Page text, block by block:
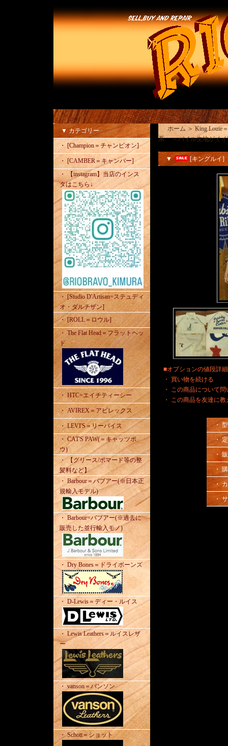
▼ カテゴリー
・ [Champion＝チャンピオン]
・ [CAMBER＝キャンバー]
・ 【instagram】当店のインス
タはこちら↓
・ [Studio D'Artisan=ステュディ
オ・ダルチザン]
・ [ROLL＝ロウル]
・ The Flat Head＝フラットヘッ
ド
・ HTC=エイチティーシー
・ AVIREX＝アビレックス
・ LEVI'S＝リーバイス
・ CAT'S PAW(＝キャッツポ
ウ)
・ 【グリース/ポマード等の整
髪料など】
・ Barbour＝バブアー(※日本正
規輸入モデル)
・ Barbour=バブアー(※過去に
販売した並行輸入モノ)
・ Dry Bones＝ドライボーンズ
・ D-Lewis＝ディー・ルイス
・ Lewis Leathers＝ルイスレザ
ー
・ vanson＝バンソン
・ Schott＝ショット
ホーム ＞ King Louie
系 ～パイル生地がイイ
▼ [キングルイ
■オプションの値段詳
・ 買い物を続ける
・
この商品について
・
この商品を友達に教
・
・
・
・
・
・